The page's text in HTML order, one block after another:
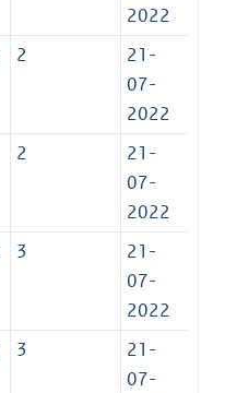
2022
2
21-
07-
2022
2
21-
07-
2022
3
21-
07-
2022
3
21-
07-